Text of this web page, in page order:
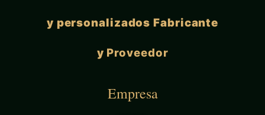
y personalizados Fabricante
y Proveedor
Empresa